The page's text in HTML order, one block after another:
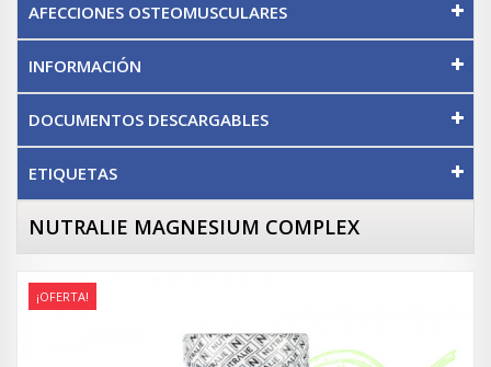
AFECCIONES OSTEOMUSCULARES
INFORMACIÓN
DOCUMENTOS DESCARGABLES
ETIQUETAS
NUTRALIE MAGNESIUM COMPLEX
¡OFERTA!